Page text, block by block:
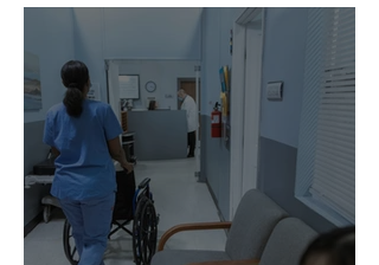
FRONTE AGLI EVIDENTI
LIMITI DEL PROPRIO
MODELLO ASSISTENZIALE